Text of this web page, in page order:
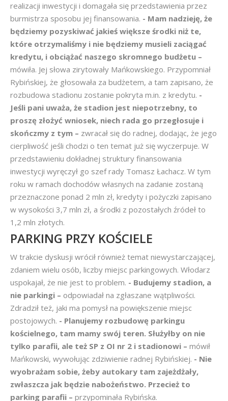
realizacji inwestycji i domagała się przedstawienia przez
burmistrza sposobu jej finansowania. - Mam nadzieję, że
będziemy pozyskiwać jakieś większe środki niż te,
które otrzymaliśmy i nie będziemy musieli zaciągać
kredytu, i obciążać naszego skromnego budżetu –
mówiła. Jej słowa zirytowały Mańkowskiego. Przypomniał
Rybińskiej, że głosowała za budżetem, a tam zapisano, że
rozbudowa stadionu zostanie pokryta m.in. z kredytu. -
Jeśli pani uważa, że stadion jest niepotrzebny, to
proszę złożyć wniosek, niech rada go przegłosuje i
skończmy z tym – zwracał się do radnej, dodając, że jego
cierpliwość jeśli chodzi o ten temat już się wyczerpuje. W
przedstawieniu dokładnej struktury finansowania
inwestycji wyręczył go szef rady Tomasz Łachacz. W tym
roku w ramach dochodów własnych na zadanie zostaną
przeznaczone ponad 2 mln zł, kredyty i pożyczki zapisano
w wysokości 3,7 mln zł, a środki z pozostałych źródeł to
1,2 mln złotych.
PARKING PRZY KOŚCIELE
W trakcie dyskusji wrócił również temat niewystarczającej,
zdaniem wielu osób, liczby miejsc parkingowych. Włodarz
uspokajał, że nie jest to problem. - Budujemy stadion, a
nie parkingi – odpowiadał na zgłaszane wątpliwości.
Zdradził też, jaki ma pomysł na powiększenie miejsc
postojowych. - Planujemy rozbudowę parkingu
kościelnego, tam mamy swój teren. Służyłby on nie
tylko parafii, ale też SP z OI nr 2 i stadionowi – mówił
Mańkowski, wywołując zdziwienie radnej Rybińskiej. - Nie
wyobrażam sobie, żeby autokary tam zajeżdżały,
zwłaszcza jak będzie nabożeństwo. Przecież to
parking parafii – przypominała Rybińska.